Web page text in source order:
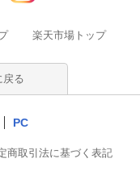
楽天市場トップ
戻る
PC
商取引法に基づく表記